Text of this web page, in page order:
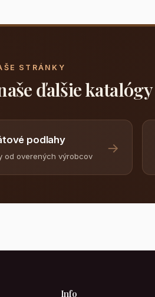
STRÁNKY
ďalšie katalógy
podlahy
od overených výrobcov
→
Info